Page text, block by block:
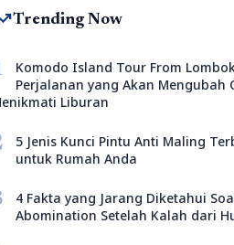
Trending Now
Komodo Island Tour From
Perjalanan yang Akan Mengubah
Liburan
5 Jenis Kunci Pintu Anti Maling
untuk Rumah Anda
4 Fakta yang Jarang Diketahui
Abomination Setelah Kalah dari